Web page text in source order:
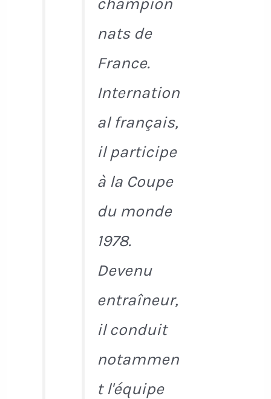
champion
nats de
France.
Internation
al français,
il participe
à la Coupe
du monde
1978.
Devenu
entraîneur,
il conduit
notammen
t l'équipe